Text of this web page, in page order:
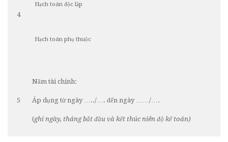
4
Hạch toán độc lập
Hạch toán phụ thuộc
5
Năm tài chính:
Áp dụng từ ngày …../…. đến ngày ……/….
(ghi ngày, tháng bắt đầu và kết thúc niên độ kế toán)